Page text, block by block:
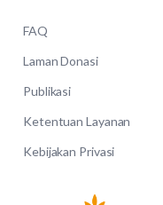
FAQ
Laman Donasi
Publikasi
Ketentuan Layanan
Kebijakan Privasi